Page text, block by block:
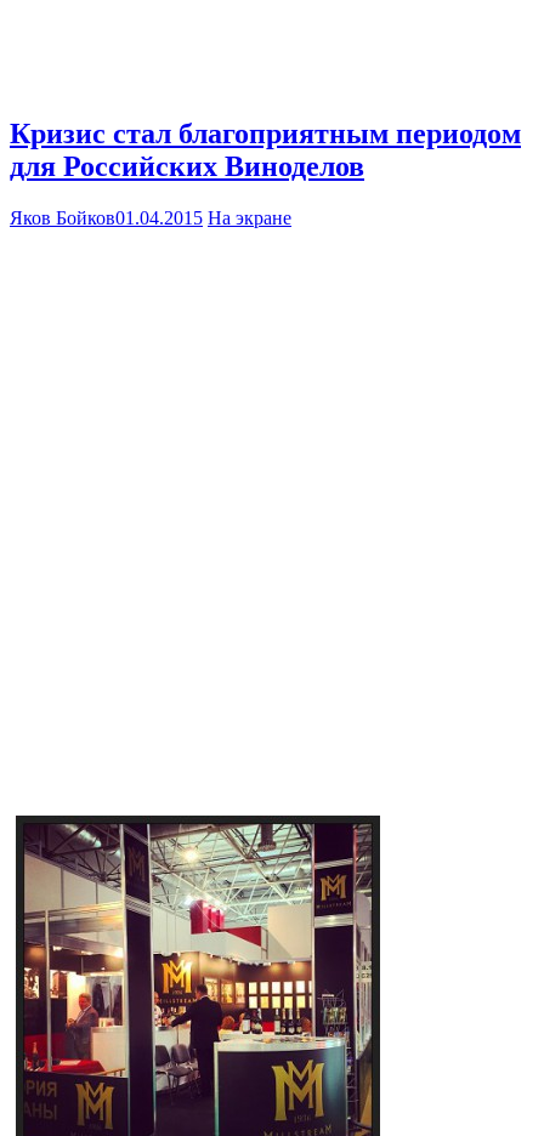
Кризис стал благоприятным периодом
для Российских Виноделов
Яков Бойков01.04.2015 На экране